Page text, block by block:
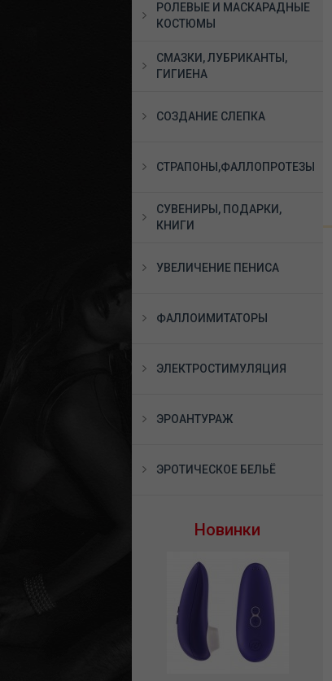
РОЛЕВЫЕ И МАСКАРАДНЫЕ
КОСТЮМЫ
СМАЗКИ, ЛУБРИКАНТЫ,
ГИГИЕНА
СОЗДАНИЕ СЛЕПКА
СТРАПОНЫ,ФАЛЛОПРОТЕЗЫ
СУВЕНИРЫ, ПОДАРКИ,
КНИГИ
УВЕЛИЧЕНИЕ ПЕНИСА
ФАЛЛОИМИТАТОРЫ
ЭЛЕКТРОСТИМУЛЯЦИЯ
ЭРОАНТУРАЖ
ЭРОТИЧЕСКОЕ БЕЛЬЁ
Новинки
Эротичная полицейская
***Тренажер Кегеля
5760 руб.